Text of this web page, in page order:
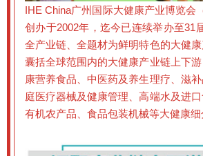
IHE China广州国际大健康产业博览会
创办于2002年，迄今已连续举办至31
全产业链、全题材为鲜明特色的大健
囊括全球范围内的大健康产业链上下
康营养食品、中医药及养生理疗、滋
庭医疗器械及健康管理、高端水及进
有机农产品、食品包装机械等大健康细